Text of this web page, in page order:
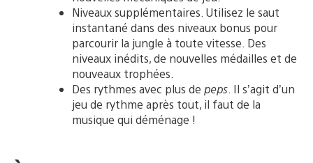
Niveaux supplémentaires. Utilisez le saut
instantané dans des niveaux bonus pour
parcourir la jungle à toute vitesse. Des
niveaux inédits, de nouvelles médailles et de
nouveaux trophées.
Des rythmes avec plus de peps . Il s’agit d’un
jeu de rythme après tout, il faut de la
musique qui déménage !